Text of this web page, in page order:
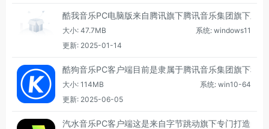
酷我音乐PC电脑版来自腾讯旗下腾讯音乐集团旗下三
大小: 47.7MB
系统: windows11
更新: 2025-01-14
酷狗音乐PC客户端目前是隶属于腾讯音乐集团旗下和
大小: 114MB
系统: win10-64
更新: 2025-06-05
汽水音乐PC客户端这是来自字节跳动旗下专门打造的